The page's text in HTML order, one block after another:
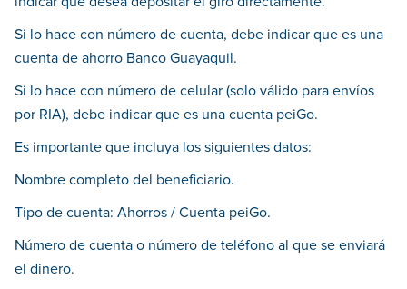
Si lo hace con número de cuenta, debe indicar que es una
cuenta de ahorro Banco Guayaquil.
Si lo hace con número de celular (solo válido para envíos
por RIA), debe indicar que es una cuenta peiGo.
Es importante que incluya los siguientes datos:
Nombre completo del beneficiario.
Tipo de cuenta: Ahorros / Cuenta peiGo.
Número de cuenta o número de teléfono al que se enviará
el dinero.